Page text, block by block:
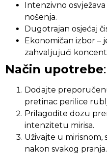
Intenzivno
nošenja.
Dugotrajan osjećaj
Ekonomičan izbor –
zahvaljujući
Način upotrebe:
Dodajte
pretinac perilice
Prilagodite dozu
intenzitetu mirisa.
Uživajte u
nakon svakog pranja.